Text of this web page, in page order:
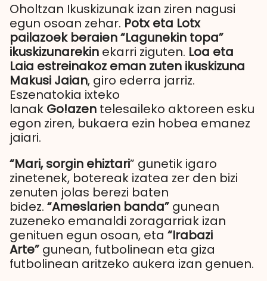
Oholtzan Ikuskizunak izan ziren nagusi
egun osoan zehar. Potx eta Lotx
pailazoek beraien “Lagunekin topa”
ikuskizunarekin ekarri ziguten. Loa eta
Laia estreinakoz eman zuten ikuskizuna
Makusi Jaian, giro ederra jarriz.
Eszenatokia ixteko
lanak Go!azen telesaileko aktoreen esku
egon ziren, bukaera ezin hobea emanez
jaiari.
“Mari, sorgin ehiztari” gunetik igaro
zinetenek, botereak izatea zer den bizi
zenuten jolas berezi baten
bidez. “Ameslarien banda” gunean
zuzeneko emanaldi zoragarriak izan
genituen egun osoan, eta “Irabazi
Arte” gunean, futbolinean eta giza
futbolinean aritzeko aukera izan genuen.